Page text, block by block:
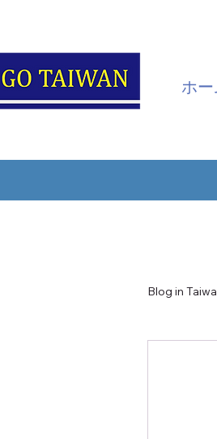
ホ
Blog in
南投